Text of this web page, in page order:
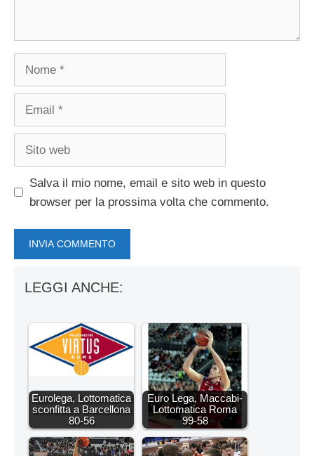
Salva il mio nome, email e sito web in questo
browser per la prossima volta che commento.
LEGGI ANCHE:
Eurolega, Lottomatica
sconfitta a Barcellona
80-56
Euro Lega, Maccabi-
Lottomatica Roma
99-58